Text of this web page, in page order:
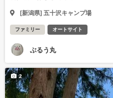
[新潟県] 五十沢キャンプ場
ファミリー オートサイト
ぶるう丸
2